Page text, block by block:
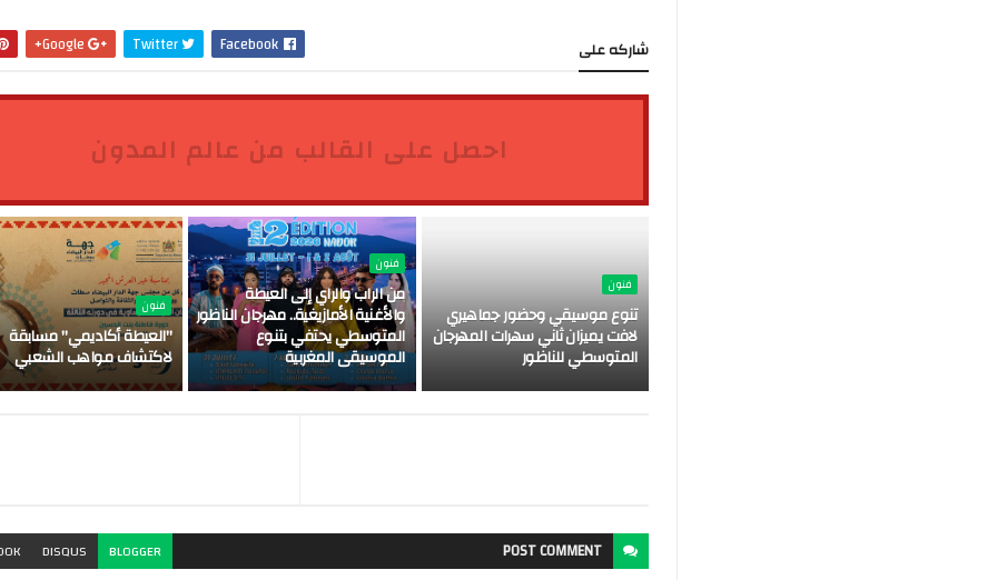
شاركه على Facebook
Twitter
احصل على القالب من عالم المدون
فنون
تنوع موسيقي وحضور جماهيري
لافت يميزان ثاني سهرات المهرجان
المتوسطي للناظور
فنون
من الراب والراي إلى العيطة
والأغنية الأمازيغية.. مهرجان الناظور
المتوسطي يحتفي بتنوع
الموسيقى المغربية
فنون
"العيطة أكاديمي" مسابقة
لاكتشاف مواهب الشعبي
POSTCOMMENT
BLOGGER
DISQUS